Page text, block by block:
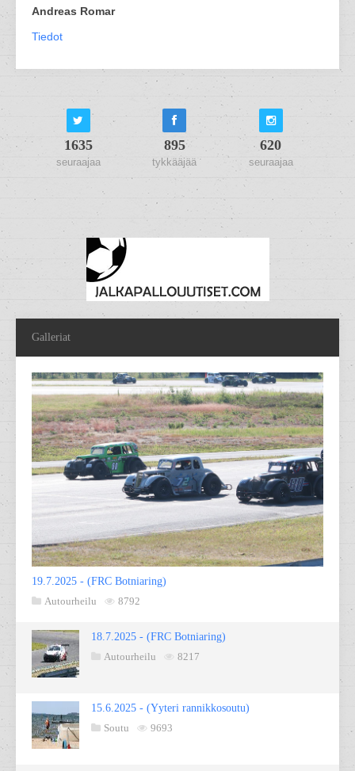
Andreas Romar
Tiedot
1635
seuraajaa
895
tykkääjää
620
seuraajaa
Galleriat
19.7.2025 - (FRC Botniaring)
Autourheilu
8792
18.7.2025 - (FRC Botniaring)
Autourheilu
8217
15.6.2025 - (Yyteri rannikkosoutu)
Soutu
9693